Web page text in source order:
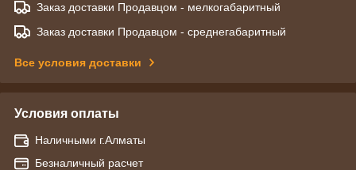
Заказ доставки Продавцом - мелкогабаритный
Заказ доставки Продавцом - среднегабаритный
Все условия доставки
Условия оплаты
Наличными г.Алматы
Безналичный расчет